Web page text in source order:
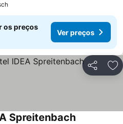
os preços
Ver preços
Partilhar
Spreitenbach